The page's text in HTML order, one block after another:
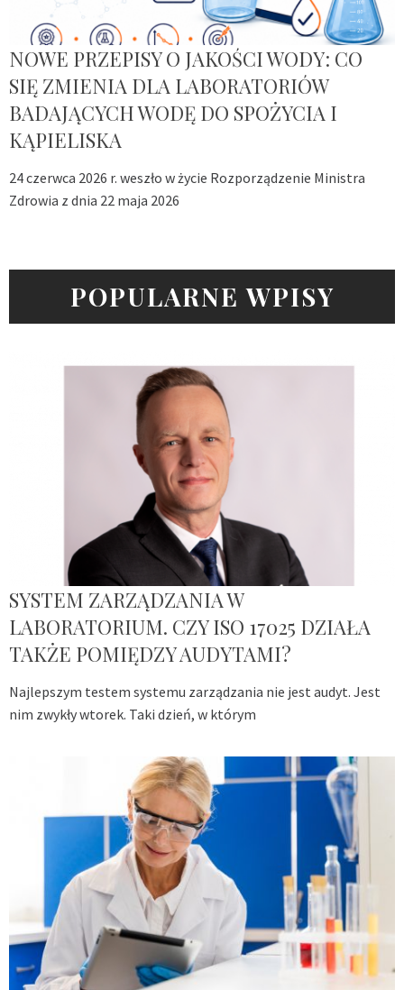
NOWE PRZEPISY O JAKOŚCI WODY: CO
SIĘ ZMIENIA DLA LABORATORIÓW
BADAJĄCYCH WODĘ DO SPOŻYCIA I
KĄPIELISKA
24 czerwca 2026 r. weszło w życie Rozporządzenie Ministra
Zdrowia z dnia 22 maja 2026
POPULARNE WPISY
SYSTEM ZARZĄDZANIA W
LABORATORIUM. CZY ISO 17025 DZIAŁA
TAKŻE POMIĘDZY AUDYTAMI?
Najlepszym testem systemu zarządzania nie jest audyt. Jest
nim zwykły wtorek. Taki dzień, w którym